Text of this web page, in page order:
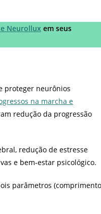
Neurollux em seus
proteger neurônios
na marcha e
redução da progressão
redução de estresse
e bem-estar psicológico.
parâmetros (comprimento